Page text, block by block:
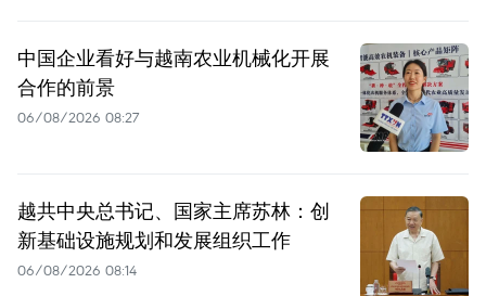
中国企业看好与越南农业机械化开展
合作的前景
06/08/2026 08:27
越共中央总书记、国家主席苏林：创
新基础设施规划和发展组织工作
06/08/2026 08:14